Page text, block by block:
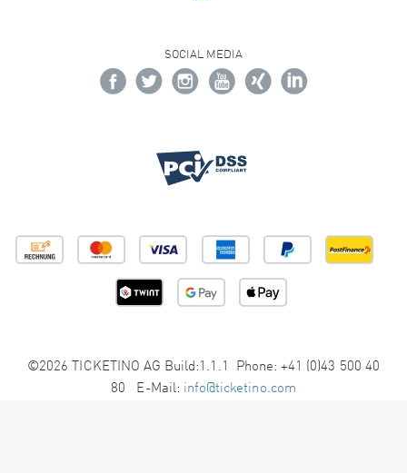
SOCIAL MEDIA
©2026 TICKETINO AG Build:1.1.1 Phone: +41 (0)43 500 40
80 E-Mail: info@ticketino.com